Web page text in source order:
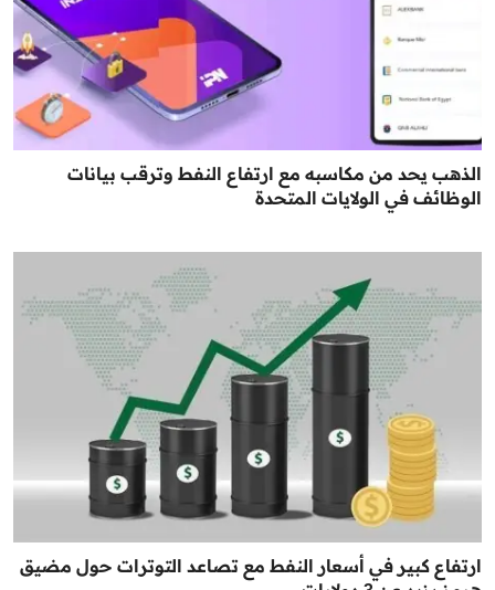
الذهب يحد من مكاسبه مع ارتفاع النفط وترقب بيانات
الوظائف في الولايات المتحدة
ارتفاع كبير في أسعار النفط مع تصاعد التوترات حول مضيق